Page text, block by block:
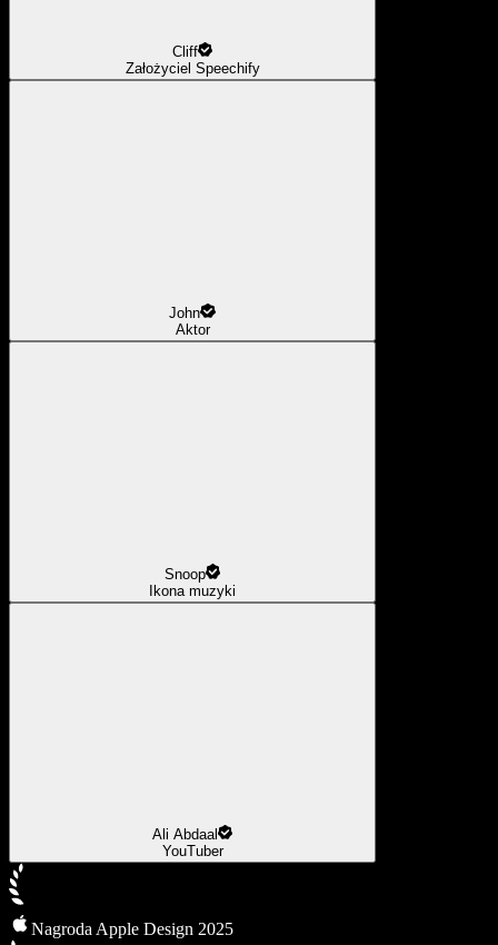
Cliff
Założyciel Speechify
John
Aktor
Snoop
Ikona muzyki
Ali Abdaal
YouTuber
Nagroda Apple Design 2025